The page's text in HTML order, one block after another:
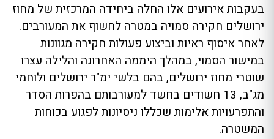
בעקבות אירועים אלו החלה ביחידה המרכזית של מחוז
ירושלים חקירה סמויה במטרה לחשוף את המעורבים.
לאחר איסוף ראיות וביצוע פעולות חקירה מגוונות
במישור הסמוי, במהלך היממה האחרונה והלילה עצרו
שוטרי מחוז ירושלים, בהם בלשי ימ"ר ירושלים ולוחמי
מג"ב, 13 חשודים בחשד למעורבותם בהפרות הסדר
והתפרעויות אלימות שכללו ניסיונות לפגוע בכוחות
המשטרה.